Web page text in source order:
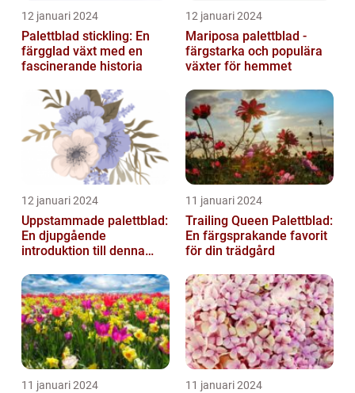
12 januari 2024
Palettblad stickling: En
färgglad växt med en
fascinerande historia
12 januari 2024
Mariposa palettblad -
färgstarka och populära
växter för hemmet
12 januari 2024
Uppstammade palettblad:
En djupgående
introduktion till denna
11 januari 2024
Trailing Queen Palettblad:
En färgsprakande favorit
för din trädgård
11 januari 2024 11 januari 2024